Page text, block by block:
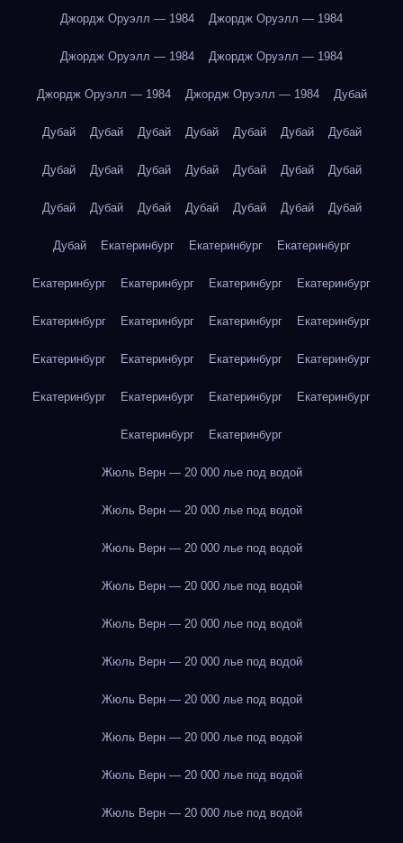
Джордж Оруэлл — 1984 Джордж Оруэлл — 1984
Джордж Оруэлл — 1984 Джордж Оруэлл — 1984
Джордж Оруэлл — 1984 Джордж Оруэлл — 1984 Дубай
Дубай Дубай Дубай Дубай Дубай Дубай Дубай
Дубай Дубай Дубай Дубай Дубай Дубай Дубай
Дубай Дубай Дубай Дубай Дубай Дубай Дубай
Дубай Екатеринбург Екатеринбург Екатеринбург
Екатеринбург Екатеринбург Екатеринбург Екатеринбург
Екатеринбург Екатеринбург Екатеринбург Екатеринбург
Екатеринбург Екатеринбург Екатеринбург Екатеринбург
Екатеринбург Екатеринбург Екатеринбург Екатеринбург
Екатеринбург Екатеринбург
Жюль Верн — 20 000 лье под водой
Жюль Верн — 20 000 лье под водой
Жюль Верн — 20 000 лье под водой
Жюль Верн — 20 000 лье под водой
Жюль Верн — 20 000 лье под водой
Жюль Верн — 20 000 лье под водой
Жюль Верн — 20 000 лье под водой
Жюль Верн — 20 000 лье под водой
Жюль Верн — 20 000 лье под водой
Жюль Верн — 20 000 лье под водой